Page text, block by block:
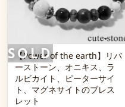
【Power of the earth】リバ
ーストーン、オニキス、ラ
ルビカイト、ピーターサイ
ト、マグネサイトのブレス
レット